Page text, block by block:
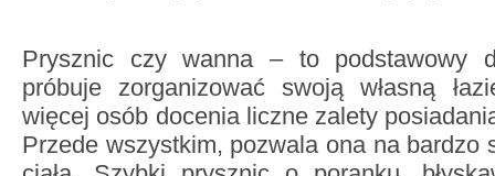
Prysznic czy wanna – to podstawowy
próbuje zorganizować swoją własną
więcej osób docenia liczne zalety
Przede wszystkim, pozwala ona na bardzo